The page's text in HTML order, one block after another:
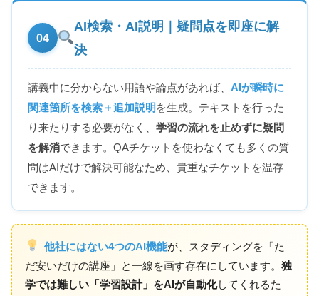
04
AI検索・AI説明｜疑問点を即座に解
決
講義中に分からない用語や論点があれば、 AIが瞬時に
関連箇所を検索＋追加説明 を生成。テキストを行った
り来たりする必要がなく、 学習の流れを止めずに疑問
を解消できます。QAチケットを使わなくても多くの質
問はAIだけで解決可能なため、貴重なチケットを温存
できます。
他社にはない4つのAI機能が、スタディングを「た
だ安いだけの講座」と一線を画す存在にしています。 独
学では難しい「学習設計」をAIが自動化してくれるた